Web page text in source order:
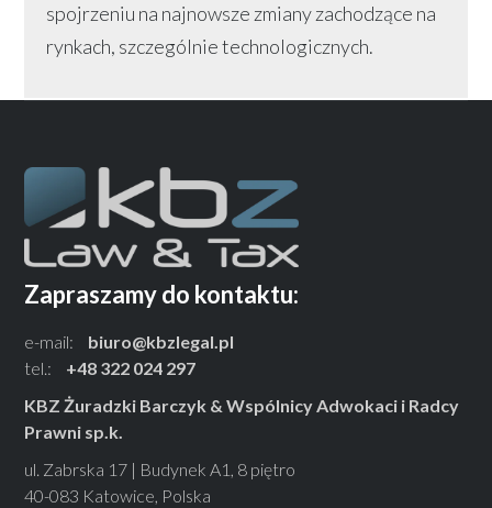
spojrzeniu na najnowsze zmiany zachodzące na
rynkach, szczególnie technologicznych.
Zapraszamy do kontaktu:
e-mail:
biuro@kbzlegal.pl
tel.:
+48 322 024 297
KBZ Żuradzki Barczyk & Wspólnicy Adwokaci i Radcy
Prawni sp.k.
ul. Zabrska 17 | Budynek A1, 8 piętro
40-083 Katowice, Polska